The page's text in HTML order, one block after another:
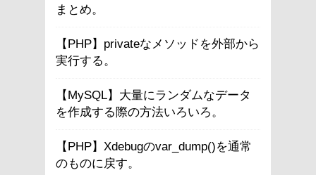
まとめ。
【PHP】privateなメソッドを外部から
実行する。
【MySQL】大量にランダムなデータ
を作成する際の方法いろいろ。
【PHP】Xdebugのvar_dump()を通常
のものに戻す。